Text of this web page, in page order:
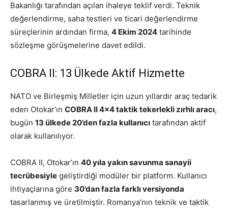
Bakanlığı tarafından açılan ihaleye teklif verdi. Teknik
değerlendirme, saha testleri ve ticari değerlendirme
süreçlerinin ardından firma, 4 Ekim 2024 tarihinde
sözleşme görüşmelerine davet edildi.
COBRA II: 13 Ülkede Aktif Hizmette
NATO ve Birleşmiş Milletler için uzun yıllardır araç tedarik
eden Otokar’ın COBRA II 4×4 taktik tekerlekli zırhlı aracı,
bugün 13 ülkede 20’den fazla kullanıcı tarafından aktif
olarak kullanılıyor.
COBRA II, Otokar’ın 40 yıla yakın savunma sanayii
tecrübesiyle geliştirdiği modüler bir platform. Kullanıcı
ihtiyaçlarına göre 30’dan fazla farklı versiyonda
tasarlanmış ve üretilmiştir. Romanya’nın teknik ve taktik